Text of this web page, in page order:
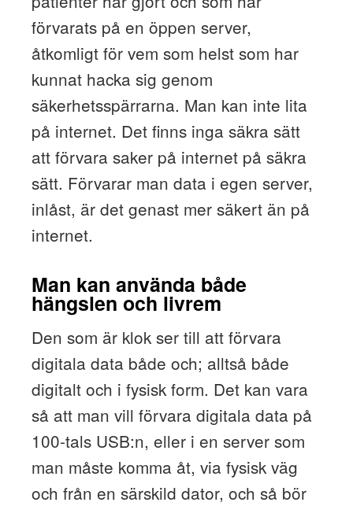
förvarats på en öppen server,
åtkomligt för vem som helst som har
kunnat hacka sig genom
säkerhetsspärrarna. Man kan inte lita
på internet. Det finns inga säkra sätt
att förvara saker på internet på säkra
sätt. Förvarar man data i egen server,
inlåst, är det genast mer säkert än på
internet.
Man kan använda både
hängslen och livrem
Den som är klok ser till att förvara
digitala data både och; alltså både
digitalt och i fysisk form. Det kan vara
så att man vill förvara digitala data på
100-tals USB:n, eller i en server som
man måste komma åt, via fysisk väg
och från en särskild dator, och så bör